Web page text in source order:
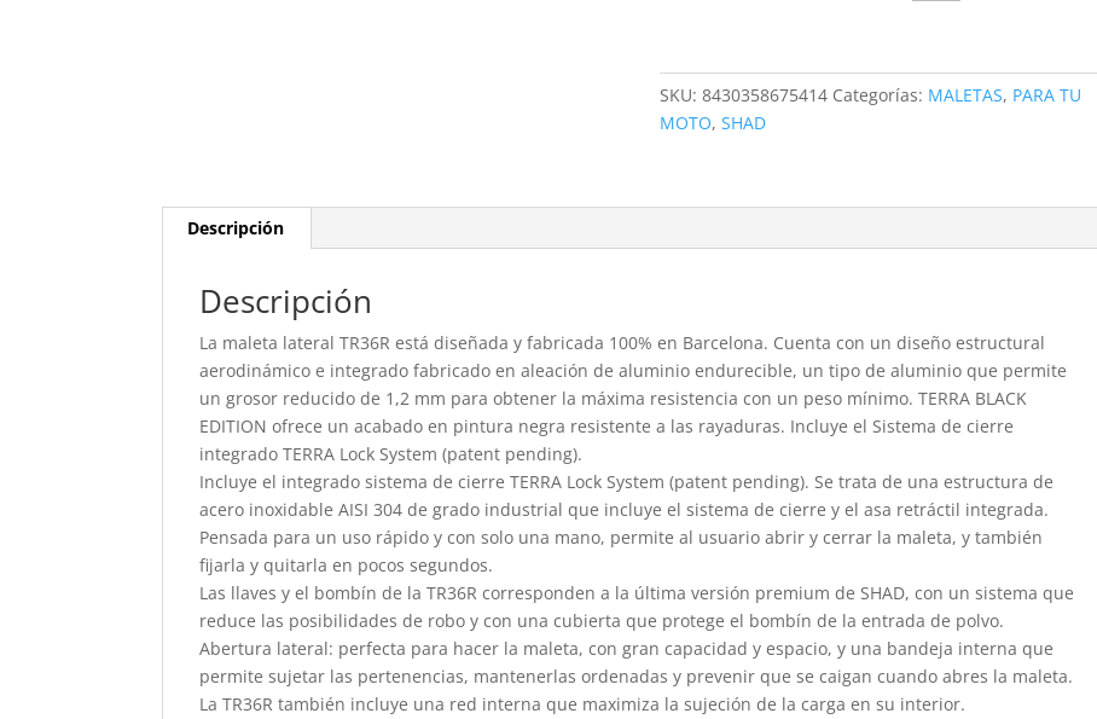
SKU:8430358675414 Categorías: MALETAS, PARA TU
MOTO,SHAD
Descripción
Descripción
La maleta lateral TR36R está diseñada y fabricada 100% en Barcelona. Cuenta con un diseño estructural
aerodinámico e integrado fabricado en aleación de aluminio endurecible, un tipo de aluminio que permite
un grosor reducido de 1,2 mm para obtener la máxima resistencia con un peso mínimo. TERRA BLACK
EDITION ofrece un acabado en pintura negra resistente a las rayaduras. Incluye el Sistema de cierre
integrado TERRA Lock System (patent pending).
Incluye el integrado sistema de cierre TERRA Lock System (patent pending). Se trata de una estructura de
acero inoxidable AISI 304 de grado industrial que incluye el sistema de cierre y el asa retráctil integrada.
Pensada para un uso rápido y con solo una mano, permite al usuario abrir y cerrar la maleta, y también
fijarla y quitarla en pocos segundos.
Las llaves y el bombín de la TR36R corresponden a la última versión premium de SHAD, con un sistema que
reduce las posibilidades de robo y con una cubierta que protege el bombín de la entrada de polvo.
Abertura lateral: perfecta para hacer la maleta, con gran capacidad y espacio, y una bandeja interna que
permite sujetar las pertenencias, mantenerlas ordenadas y prevenir que se caigan cuando abres la maleta.
La TR36R también incluye una red interna que maximiza la sujeción de la carga en su interior.